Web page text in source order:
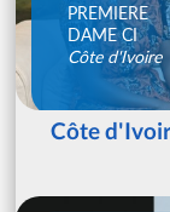
PREMIERE
DAME CI
Côte d'Ivoire
Côte